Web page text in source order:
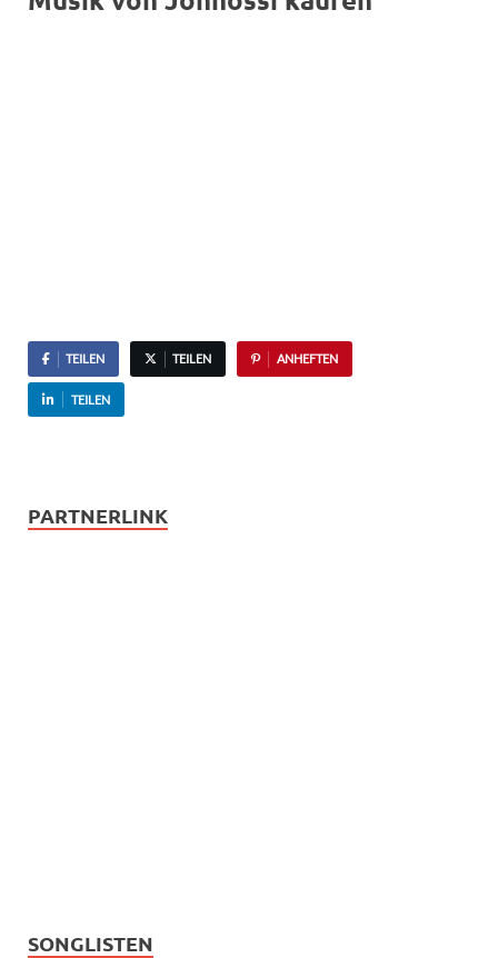
TEILEN TEILEN ANHEFTEN
TEILEN
PARTNERLINK
SONGLISTEN